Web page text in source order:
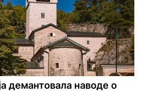
демантовала наводе о